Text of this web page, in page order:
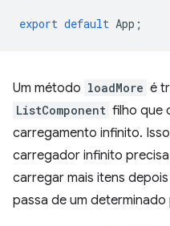
export default App ;
Um método loadMore é
ListComponent filho que
carregamento infinito.
carregador infinito
carregar mais itens
passa de um